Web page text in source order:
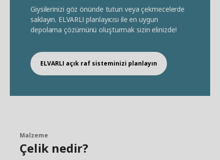
Giysilerinizi göz önünde tutun veya çekmecelerde
saklayın. ELVARLI planlayıcısı ile en uygun
depolama çözümünü oluşturmak sizin elinizde!
ELVARLI açık raf sisteminizi planlayın
Malzeme
Çelik nedir?